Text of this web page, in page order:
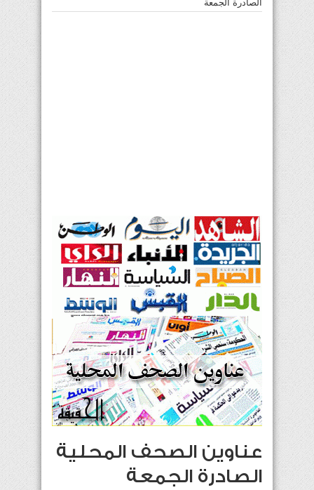
الصادرة الجمعة
عناوين الصحف المحلية
الصادرة الجمعة